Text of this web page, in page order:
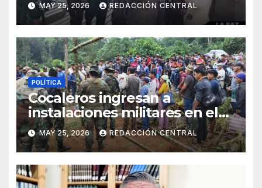
manifestantes a plaza Murillo
MAY 25, 2026 REDACCIÓN CENTRAL
POLÍTICA
Cocaleros ingresan a
instalaciones militares en el
Trópico: “No aceptaremos un
estado de sitio”
MAY 25, 2026 REDACCIÓN CENTRAL